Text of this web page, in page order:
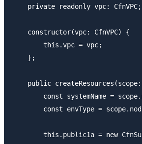
    private readonly vpc: CfnVPC;
    constructor(vpc: CfnVPC) {
        this.vpc = vpc;
    };
public
const systemName =
const envType =
this.public1a = new